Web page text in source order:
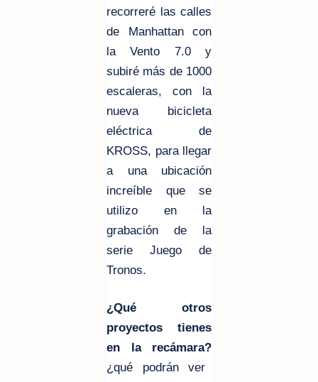
recorreré las calles
de Manhattan con
la Vento 7.0 y
subiré más de 1000
escaleras, con la
nueva bicicleta
eléctrica de
KROSS, para llegar
a una ubicación
increíble que se
utilizo en la
grabación de la
serie Juego de
Tronos.
¿Qué otros
proyectos tienes
en la recámara?
¿qué podrán ver